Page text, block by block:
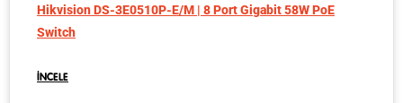
Hikvision DS-3E0510P-E/M | 8 Port Gigabit 58W PoE
Switch
İNCELE